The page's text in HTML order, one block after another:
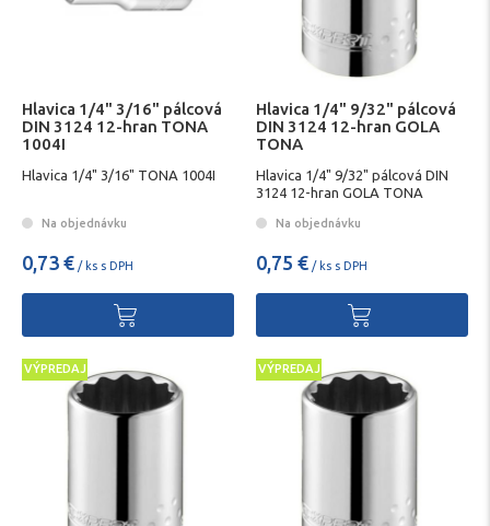
Hlavica 1/4" 3/16" pálcová
DIN 3124 12-hran TONA
1004I
Hlavica 1/4" 3/16" TONA 1004I
Na objednávku
0,73 € / ks s DPH
Hlavica 1/4" 9/32" pálcová
DIN 3124 12-hran GOLA
TONA
Hlavica 1/4" 9/32" pálcová DIN
3124 12-hran GOLA TONA
Na objednávku
0,75 € / ks s DPH
VÝPREDAJ VÝPREDAJ